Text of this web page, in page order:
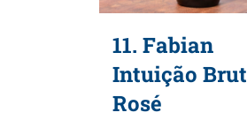
11. Fabian
Intuição Brut
Rosé